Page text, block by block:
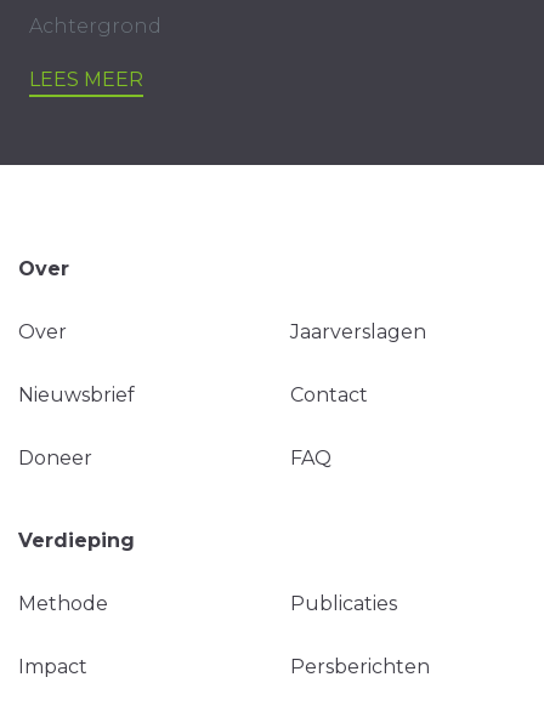
Achtergrond
LEES MEER
Over
Over Jaarverslagen
Nieuwsbrief Contact
Doneer FAQ
Verdieping
Methode Publicaties
Impact Persberichten